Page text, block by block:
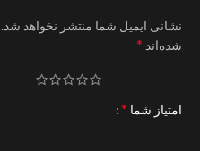
نشانی ایمیل شما منتشر نخواهد شد.
شده‌اند *
امتیاز شما *